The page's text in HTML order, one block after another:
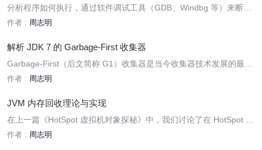
JDK 8 可以顺利实现 Lambda 表达式做技术准备。在这篇文章中，我
们将去了解 JDK 7 这项新特性的出现前因后果和它的意义。
分析程序如何执行，通过软件调试工具（GDB、Windbg 等）来断点
调试是最常见的手段，但是这样的调试方式在 JVM 中会遇到很大困
的，没有很简单的手段来处理这种混合模式的调试（不过相信虚拟机
来解决问题，基于这种背景下，本文的主角——HSDIS 插件就正式登
场了。
作者 : 周志明
解析 JDK 7 的 Garbage-First 收集器
Garbage-First（后文简称 G1）收集器是当今收集器技术发展的最前
沿成果，在 Sun 公司给出的 JDK RoadMap 里面，它被视作 JDK 7
y Access 版本的 G1 收集器供开发人员实验、试用，虽然在 JDK 7
相信不久后将会有一个成熟的商用版本跟随某个 JDK 7 的更新包发布
出来。
作者 : 周志明
JVM 内存回收理论与实现
在上一篇《HotSpot 虚拟机对象探秘》中，我们讨论了在 HotSpot 里
对象是如何创建的、有怎样的内存布局、如何查找和使用。在本篇
作者 : 周志明